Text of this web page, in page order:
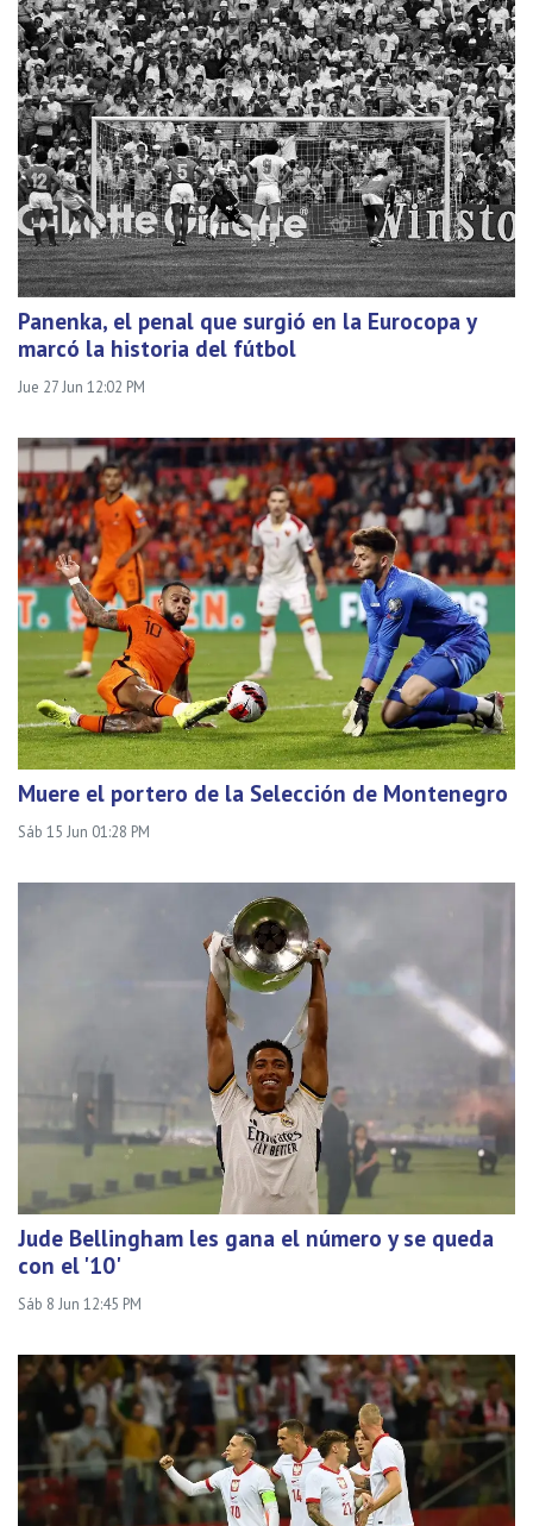
Panenka, el penal que surgió en la Eurocopa y
marcó la historia del fútbol
Jue 27 Jun 12:02 PM
Muere el portero de la Selección de Montenegro
Sáb 15 Jun 01:28 PM
Jude Bellingham les gana el número y se queda
con el '10'
Sáb 8 Jun 12:45 PM